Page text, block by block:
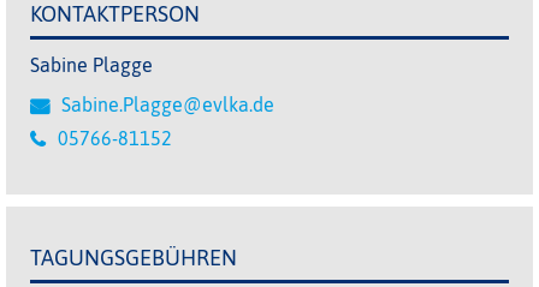
KONTAKTPERSON
Sabine Plagge
Sabine.Plagge@evlka.de
05766-81152
TAGUNGSGEBÜHREN